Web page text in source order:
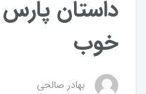
داستان
خوب
بهادر صالحی